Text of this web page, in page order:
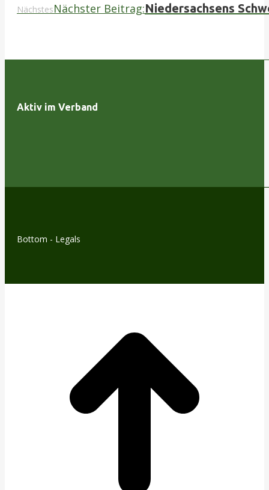
NächstesNächster Beitrag:Niedersachsens
Aktiv im Verband
Bottom - Legals